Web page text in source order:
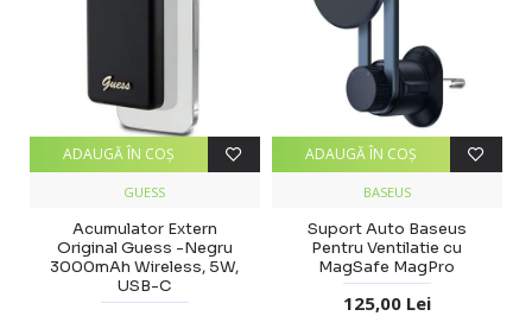
GUESS
Acumulator Extern
Original Guess -Negru
3000mAh Wireless, 5W,
USB-C
ADAUGĂ ÎN COŞ
BASEUS
Suport Auto Baseus
Pentru Ventilatie cu
MagSafe MagPro
125,00 Lei
ADAUGĂ ÎN COŞ